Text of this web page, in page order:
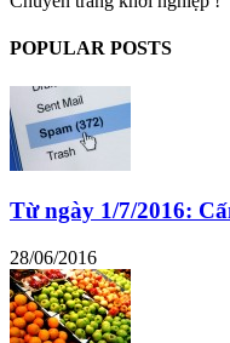
POPULAR POSTS
Từ ngày 1/7/2016:
28/06/2016